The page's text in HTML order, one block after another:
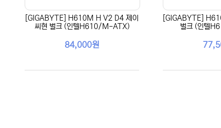
[GIGABYTE] H610M H V2 D4 제이
씨현 벌크 (인텔H610/M-ATX)
84,000원
[GIGABYTE]
벌크 (인텔